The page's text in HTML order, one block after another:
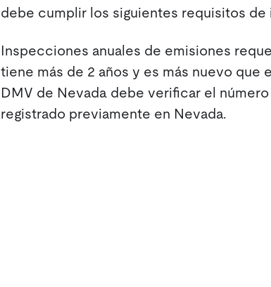
debe cumplir los siguientes requisitos de
Inspecciones anuales de emisiones
tiene más de 2 años y es más nuevo que
DMV de Nevada debe verificar el
registrado previamente en Nevada.